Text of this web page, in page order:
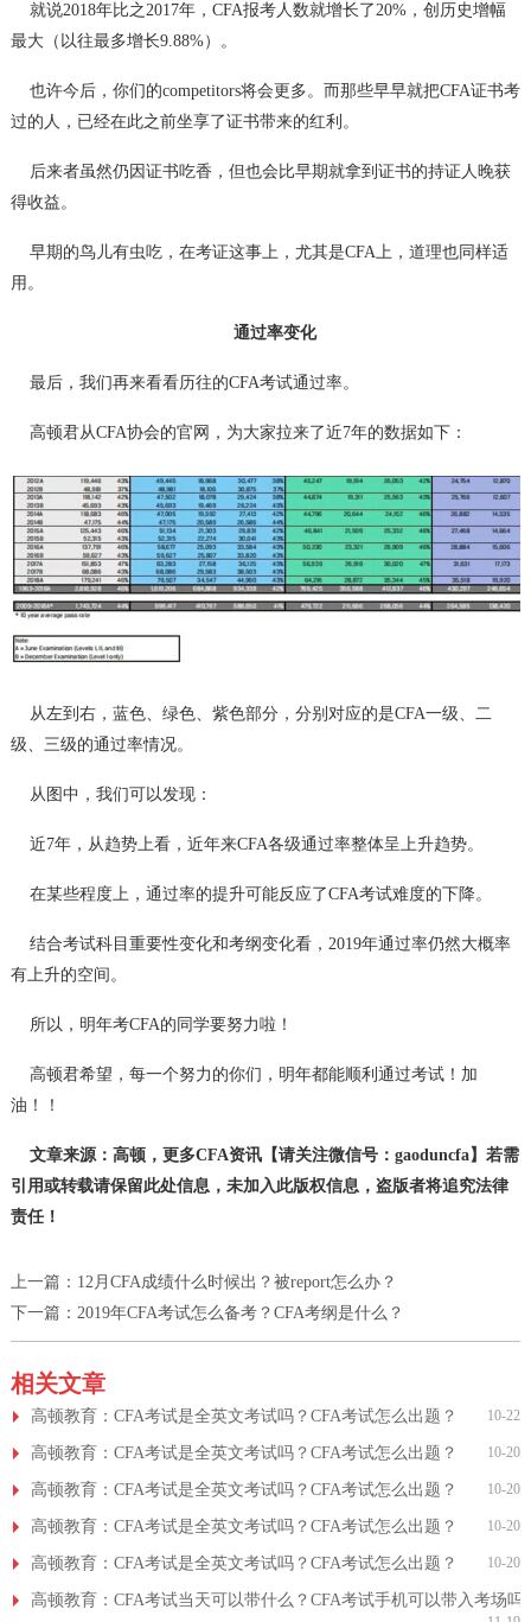
就说2018年比之2017年，CFA报考人数就增长了20%，创历史增幅
最大（以往最多增长9.88%）。
也许今后，你们的competitors将会更多。而那些早早就把CFA证书考
过的人，已经在此之前坐享了证书带来的红利。
后来者虽然仍因证书吃香，但也会比早期就拿到证书的持证人晚获
得收益。
早期的鸟儿有虫吃，在考证这事上，尤其是CFA上，道理也同样适
用。
通过率变化
最后，我们再来看看历往的CFA考试通过率。
高顿君从CFA协会的官网，为大家拉来了近7年的数据如下：
从左到右，蓝色、绿色、紫色部分，分别对应的是CFA一级、二
级、三级的通过率情况。
从图中，我们可以发现：
近7年，从趋势上看，近年来CFA各级通过率整体呈上升趋势。
在某些程度上，通过率的提升可能反应了CFA考试难度的下降。
结合考试科目重要性变化和考纲变化看，2019年通过率仍然大概率
有上升的空间。
所以，明年考CFA的同学要努力啦！
高顿君希望，每一个努力的你们，明年都能顺利通过考试！加
油！！
文章来源：高顿，更多CFA资讯【请关注微信号：gaoduncfa】若需
引用或转载请保留此处信息，未加入此版权信息，盗版者将追究法律
责任！
上一篇： 12月CFA成绩什么时候出？被report怎么办？
下一篇： 2019年CFA考试怎么备考？CFA考纲是什么？
相关文章
高顿教育：CFA考试是全英文考试吗？CFA考试怎么出题？ 10-22
高顿教育：CFA考试是全英文考试吗？CFA考试怎么出题？ 10-20
高顿教育：CFA考试是全英文考试吗？CFA考试怎么出题？ 10-20
高顿教育：CFA考试是全英文考试吗？CFA考试怎么出题？ 10-20
高顿教育：CFA考试是全英文考试吗？CFA考试怎么出题？ 10-20
高顿教育：CFA考试当天可以带什么？CFA考试手机可以带入考场吗